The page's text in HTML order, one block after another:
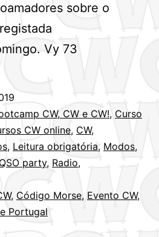
sobre o
Vy 73
CW, CW e CW!, Curso
CW online, CW,
, Leitura obrigatória, Modos,
QSO party, Radio,
, Código Morse, Evento CW,
Portugal